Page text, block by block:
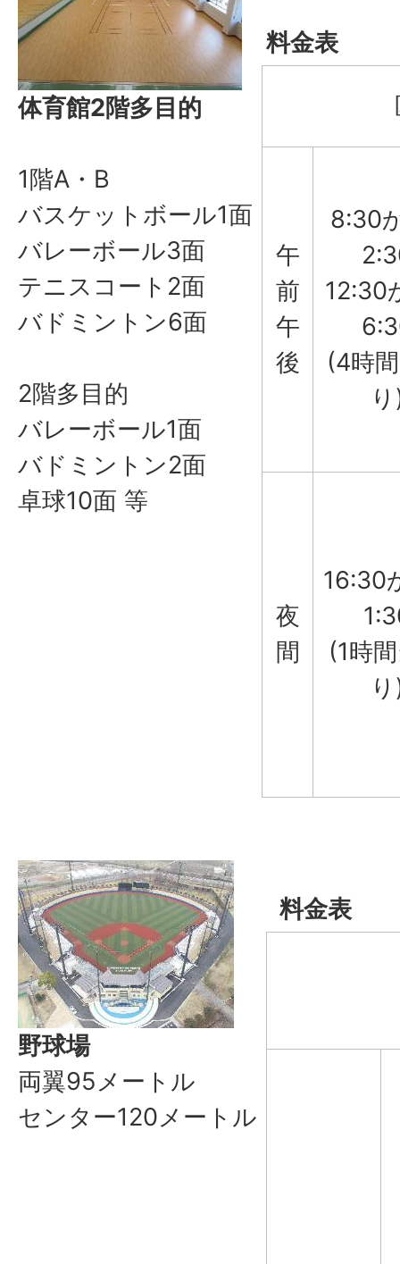
体育館2階多目的
1階A・B
バスケットボール1面
バレーボール3面
テニスコート2面
バドミントン6面
2階多目的
バレーボール1面
バドミントン2面
卓球10面 等
料金表
午
前
午
後
8:30
12:30
(4時
夜
間
16:30
(1時
野球場
両翼95メートル
センター120メートル
料金表